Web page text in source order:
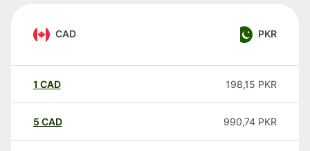
CAD PKR
1 CAD 198,15 PKR
5 CAD 990,74 PKR